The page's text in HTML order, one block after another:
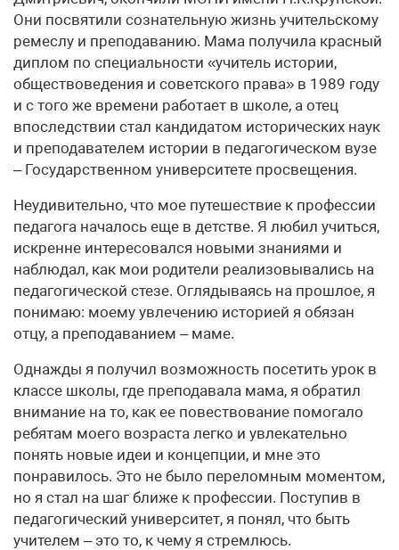
Они посвятили сознательную жизнь учительскому
ремеслу и преподаванию. Мама получила красный
диплом по специальности «учитель истории,
обществоведения и советского права» в 1989 году
и с того же времени работает в школе, а отец
впоследствии стал кандидатом исторических наук
и преподавателем истории в педагогическом вузе
– Государственном университете просвещения.
Неудивительно, что мое путешествие к профессии
педагога началось еще в детстве. Я любил учиться,
искренне интересовался новыми знаниями и
наблюдал, как мои родители реализовывались на
педагогической стезе. Оглядываясь на прошлое, я
понимаю: моему увлечению историей я обязан
отцу, а преподаванием – маме.
Однажды я получил возможность посетить урок в
классе школы, где преподавала мама, я обратил
внимание на то, как ее повествование помогало
ребятам моего возраста легко и увлекательно
понять новые идеи и концепции, и мне это
понравилось. Это не было переломным моментом,
но я стал на шаг ближе к профессии. Поступив в
педагогический университет, я понял, что быть
учителем – это то, к чему я стремлюсь.